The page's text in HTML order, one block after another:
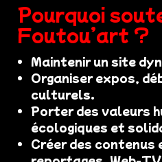
Pourquoi
Foutou’art ?
Maintenir un site
Organiser expos,
culturels.
Porter des valeurs
écologiques et
Créer des contenus